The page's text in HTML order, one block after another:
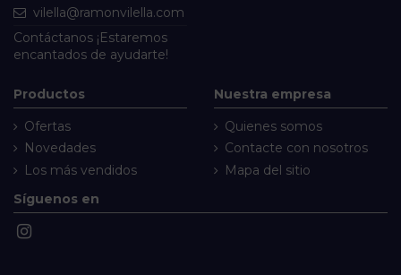
vilella@ramonvilella.com
Contáctanos ¡Estaremos
encantados de ayudarte!
Productos
Ofertas
Novedades
Los más vendidos
Nuestra empresa
Quienes somos
Contacte con nosotros
Mapa del sitio
Síguenos en